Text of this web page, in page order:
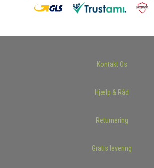
Kontakt Os
Hjælp & Råd
Returnering
Gratis levering